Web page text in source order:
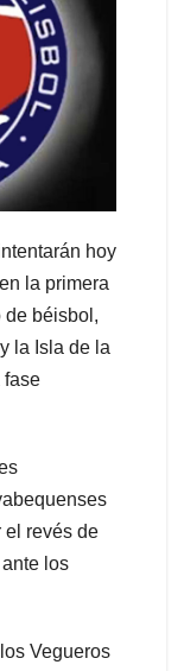
hoy
la primera
de béisbol,
la Isla de la
fase
el revés de
los
Vegueros